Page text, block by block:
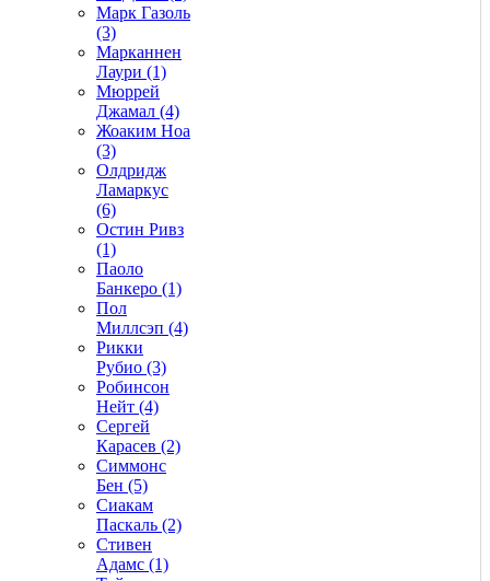
Марк Газоль
(3)
Марканнен
Лаури (1)
Мюррей
Джамал (4)
Жоаким Ноа
(3)
Олдридж
Ламаркус
(6)
Остин Ривз
(1)
Паоло
Банкеро (1)
Пол
Миллсэп (4)
Рикки
Рубио (3)
Робинсон
Нейт (4)
Сергей
Карасев (2)
Симмонс
Бен (5)
Сиакам
Паскаль (2)
Стивен
Адамс (1)